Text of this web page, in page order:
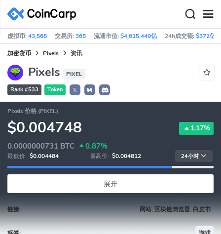
虚拟币:43,568 交易所:365 流通市值:$4,615,449亿 24h成交额:$372亿
加密货币 Pixels 资讯
Pixels PIXEL
Rank #533 Token 𝕏
Pixels 价格 (PIXEL)
$0.004748 1.17%
0.0000000731 BTC 0.87%
最低价: $0.004484 最高价: $0.004812 24小时
展开
链接: 网站, 区块链浏览器, 白皮书